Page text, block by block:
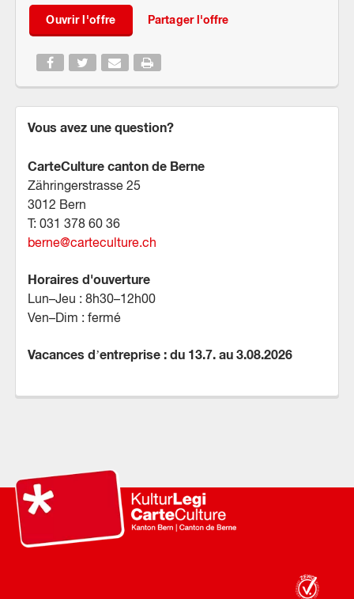
Ouvrir l'offre Partager l'offre
Vous avez une question?
CarteCulture canton de Berne
Zähringerstrasse 25
3012 Bern
T: 031 378 60 36
berne@carteculture.ch
Horaires d'ouverture
Lun–Jeu : 8h30–12h00
Ven–Dim : fermé
Vacances d’entreprise : du 13.7. au 3.08.2026